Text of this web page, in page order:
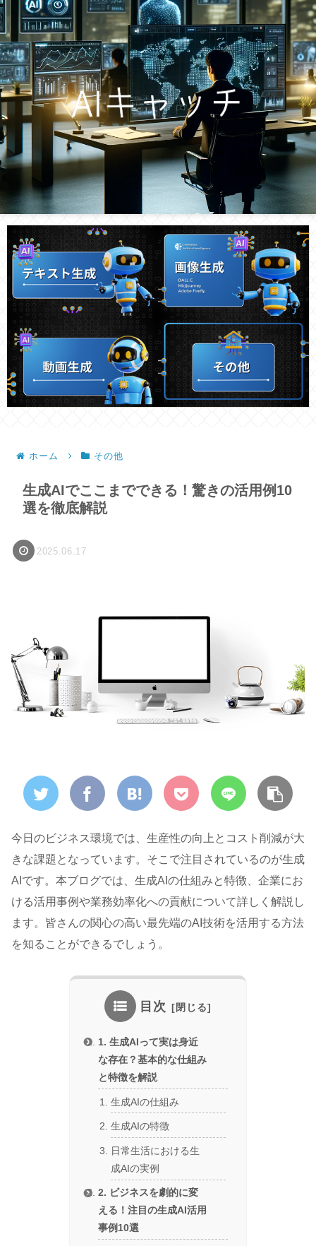
ホーム その他
生成AIでここまでできる！驚きの活用例10
選を徹底解説
2025.06.17
今日のビジネス環境では、生産性の向上とコスト削減が大
きな課題となっています。そこで注目されているのが生成
AIです。本ブログでは、生成AIの仕組みと特徴、企業にお
ける活用事例や業務効率化への貢献について詳しく解説し
ます。皆さんの関心の高い最先端のAI技術を活用する方法
を知ることができるでしょう。
目次
1. 生成AIって実は身近
な存在？基本的な仕組み
と特徴を解説
生成AIの仕組み
生成AIの特徴
日常生活における生
成AIの実例
2. ビジネスを劇的に変
える！注目の生成AI活用
事例10選